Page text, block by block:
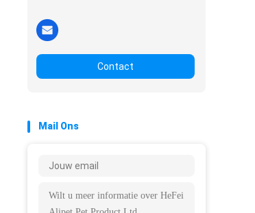
Contact
Mail Ons